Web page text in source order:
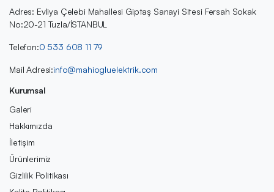
Adres: Evliya Çelebi Mahallesi Giptaş Sanayi Sitesi Fersah Sokak
No:20-21 Tuzla/İSTANBUL
Telefon:0 533 608 11 79
Mail Adresi:info@mahiogluelektrik.com
Kurumsal
Galeri
Hakkımızda
İletişim
Ürünlerimiz
Gizlilik Politikası